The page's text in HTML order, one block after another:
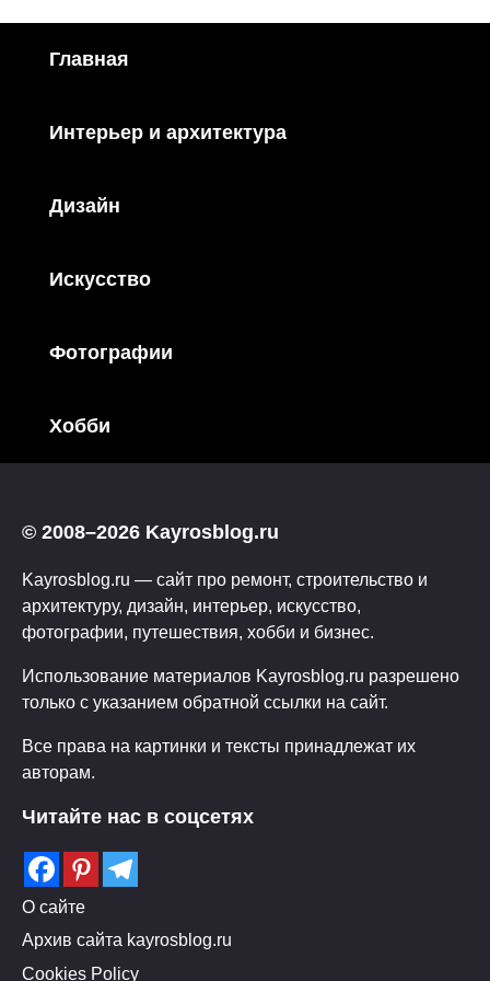
Главная
Интерьер и архитектура
Дизайн
Искусство
Фотографии
Хобби
© 2008–2026 Kayrosblog.ru
Kayrosblog.ru — сайт про ремонт, строительство и
архитектуру, дизайн, интерьер, искусство,
фотографии, путешествия, хобби и бизнес.
Использование материалов Kayrosblog.ru разрешено
только с указанием обратной ссылки на сайт.
Все права на картинки и тексты принадлежат их
авторам.
Читайте нас в соцсетях
О сайте
Архив сайта kayrosblog.ru
Cookies Policy